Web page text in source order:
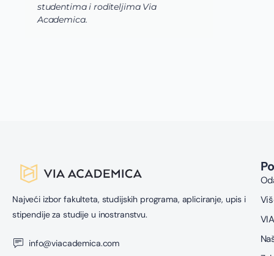
Najveći izbor fakulteta, studijskih programa, apliciranje, upis i
stipendije za studije u inostranstvu.
info@viacademica.com